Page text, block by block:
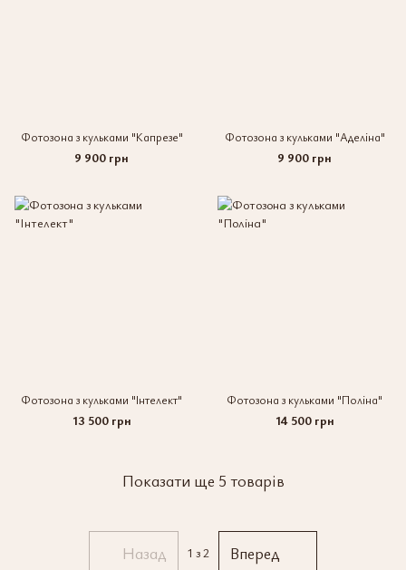
Фотозона з кульками "Капрезе"
9 900 грн
Фотозона з кульками "Аделіна"
9 900 грн
Фотозона з кульками "Інтелект"
13 500 грн
Фотозона з кульками "Поліна"
14 500 грн
Показати ще 5 товарів
Назад 1 з 2 Вперед